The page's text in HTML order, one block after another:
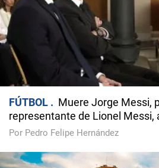
FÚTBOL
Muere Jorge Messi,
representante de Lionel Messi,
Por Pedro Felipe Hernández